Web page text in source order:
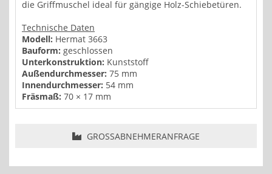
die Griffmuschel ideal für gängige Holz-Schiebetüren.
Technische Daten
Modell: Hermat 3663
Bauform: geschlossen
Unterkonstruktion: Kunststoff
Außendurchmesser: 75 mm
Innendurchmesser: 54 mm
Fräsmaß: 70 × 17 mm
GROSSABNEHMERANFRAGE